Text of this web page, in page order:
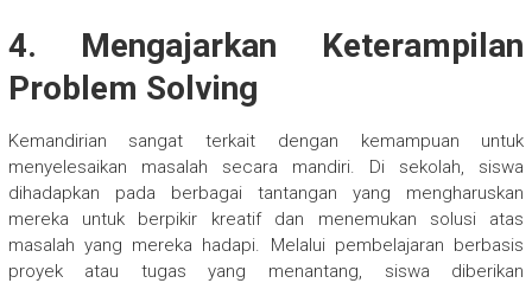
4. Mengajarkan Keterampilan
Problem Solving
Kemandirian sangat terkait dengan kemampuan untuk
menyelesaikan masalah secara mandiri. Di sekolah, siswa
dihadapkan pada berbagai tantangan yang mengharuskan
mereka untuk berpikir kreatif dan menemukan solusi atas
masalah yang mereka hadapi. Melalui pembelajaran berbasis
proyek atau tugas yang menantang, siswa diberikan